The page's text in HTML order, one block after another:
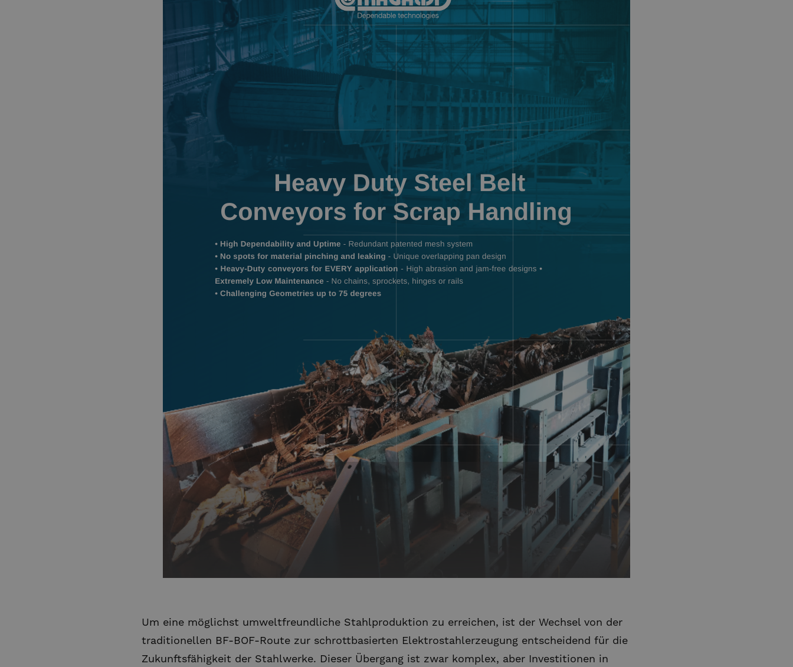
Um eine möglichst umweltfreundliche Stahlproduktion zu erreichen, ist der Wechsel von der
traditionellen BF-BOF-Route zur schrottbasierten Elektrostahlerzeugung entscheidend für die
Zukunftsfähigkeit der Stahlwerke. Dieser Übergang ist zwar komplex, aber Investitionen in